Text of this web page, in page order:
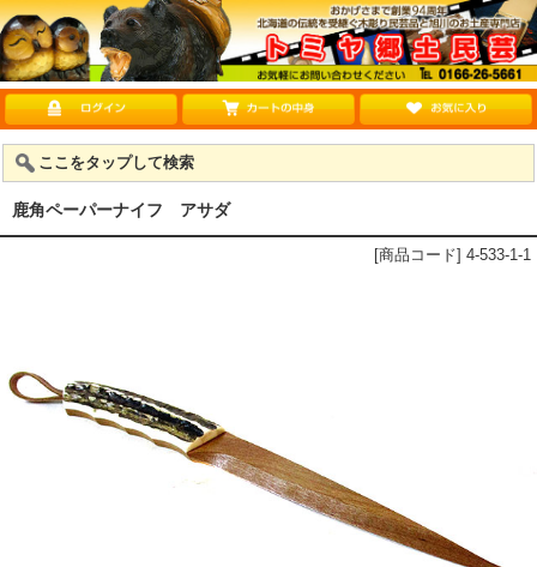
ここをタップして検索
鹿角ペーパーナイフ アサダ
[商品コード] 4-533-1-1